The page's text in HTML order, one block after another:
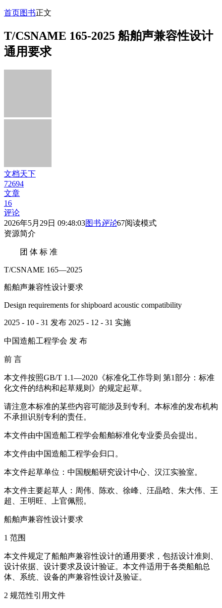
首页图书正文
T/CSNAME 165-2025 船舶声兼容性设计
通用要求
文档天下
72694
文章
16
评论
2026年5月29日 09:48:03图书评论67阅读模式
资源简介
团 体 标 准
T/CSNAME 165—2025
船舶声兼容性设计要求
Design requirements for shipboard acoustic compatibility
2025 - 10 - 31 发布 2025 - 12 - 31 实施
中国造船工程学会 发 布
前 言
本文件按照GB/T 1.1—2020《标准化工作导则 第1部分：标准
化文件的结构和起草规则》的规定起草。
请注意本标准的某些内容可能涉及到专利。本标准的发布机构
不承担识别专利的责任。
本文件由中国造船工程学会船舶标准化专业委员会提出。
本文件由中国造船工程学会归口。
本文件起草单位：中国舰船研究设计中心、汉江实验室。
本文件主要起草人：周伟、陈欢、徐峰、汪晶晗、朱大伟、王
超、王明旺、上官佩熙。
船舶声兼容性设计要求
1 范围
本文件规定了船舶声兼容性设计的通用要求，包括设计准则、
设计依据、设计要求及设计验证。本文件适用于各类船舶总
体、系统、设备的声兼容性设计及验证。
2 规范性引用文件